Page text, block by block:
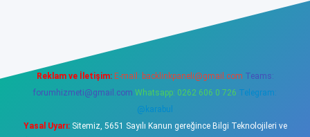
Reklam ve İletişim: E-mail: backlinkpaneli@gmail.com Teams:
forumhizmeti@gmail.com Whatsapp: 0262 606 0 726 Telegram:
@karabul
Yasal Uyarı:Sitemiz, 5651 Sayılı Kanun gereğince Bilgi Teknolojileri ve